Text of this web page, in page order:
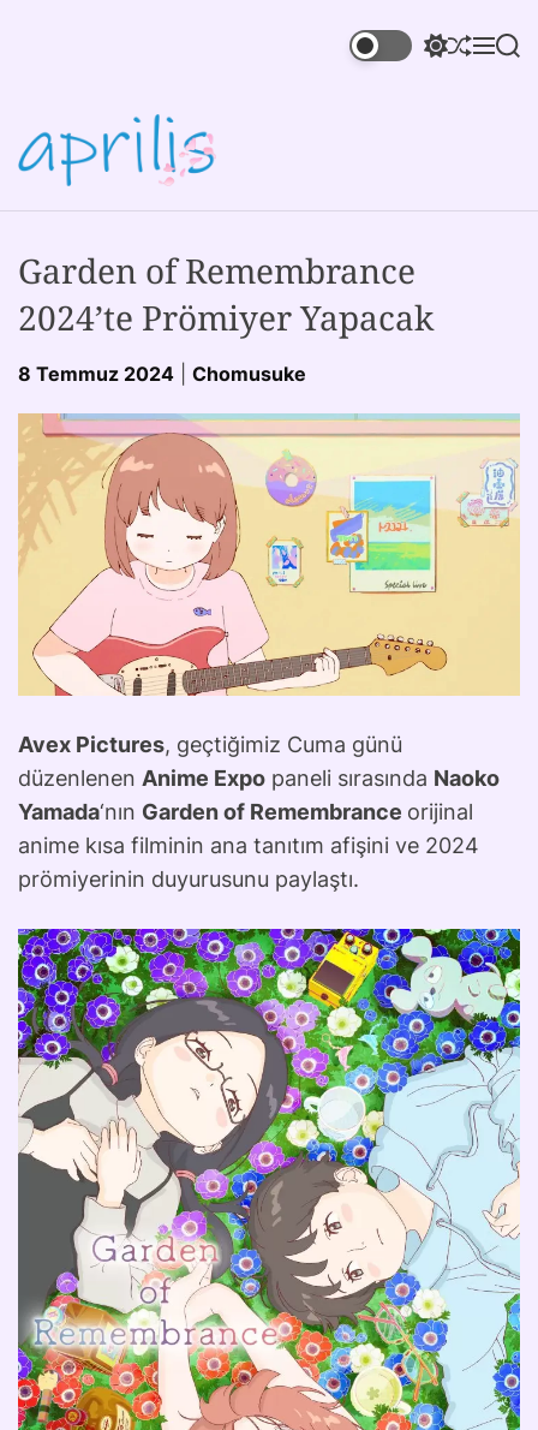
Garden of Remembrance
2024’te Prömiyer Yapacak
8 Temmuz 2024 Chomusuke
Avex Pictures, geçtiğimiz Cuma günü
düzenlenen Anime Expo paneli sırasında Naoko
Yamada‘nın Garden of Remembrance orijinal
anime kısa filminin ana tanıtım afişini ve 2024
prömiyerinin duyurusunu paylaştı.